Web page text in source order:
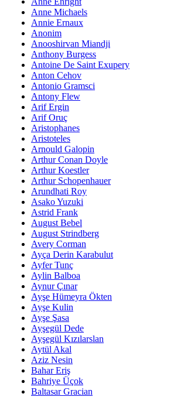
Anne Michaels
Annie Ernaux
Anonim
Anooshirvan Miandji
Anthony Burgess
Antoine De Saint Exupery
Anton Cehov
Antonio Gramsci
Antony Flew
Arif Ergin
Arif Oruç
Aristophanes
Aristoteles
Arnould Galopin
Arthur Conan Doyle
Arthur Koestler
Arthur Schopenhauer
Arundhati Roy
Asako Yuzuki
Astrid Frank
August Bebel
August Strindberg
Avery Corman
Ayça Derin Karabulut
Ayfer Tunç
Aylin Balboa
Aynur Çınar
Ayşe Hümeyra Ökten
Ayşe Kulin
Ayşe Şasa
Ayşegül Dede
Ayşegül Kızılarslan
Aytül Akal
Aziz Nesin
Bahar Eriş
Bahriye Üçok
Baltasar Gracian